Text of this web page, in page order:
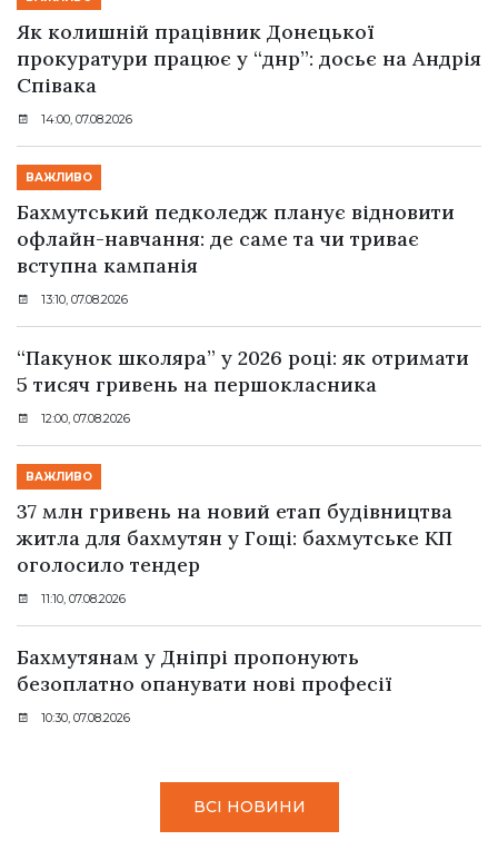
Як колишній працівник Донецької
прокуратури працює у “днр”: досьє на Андрія
Співака
14:00, 07.08.2026
ВАЖЛИВО
Бахмутський педколедж планує відновити
офлайн-навчання: де саме та чи триває
вступна кампанія
13:10, 07.08.2026
“Пакунок школяра” у 2026 році: як отримати
5 тисяч гривень на першокласника
12:00, 07.08.2026
ВАЖЛИВО
37 млн гривень на новий етап будівництва
житла для бахмутян у Гощі: бахмутське КП
оголосило тендер
11:10, 07.08.2026
Бахмутянам у Дніпрі пропонують
безоплатно опанувати нові професії
10:30, 07.08.2026
ВСІ НОВИНИ